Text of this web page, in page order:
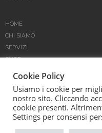
HOME
CHI SIAMO
SERVIZI
SHOP
CONTATTACI
D’Arpa
Cookie Policy
Usiamo i cookie per
nostro sito. Cliccando
cookie presenti.
Settings per consensi